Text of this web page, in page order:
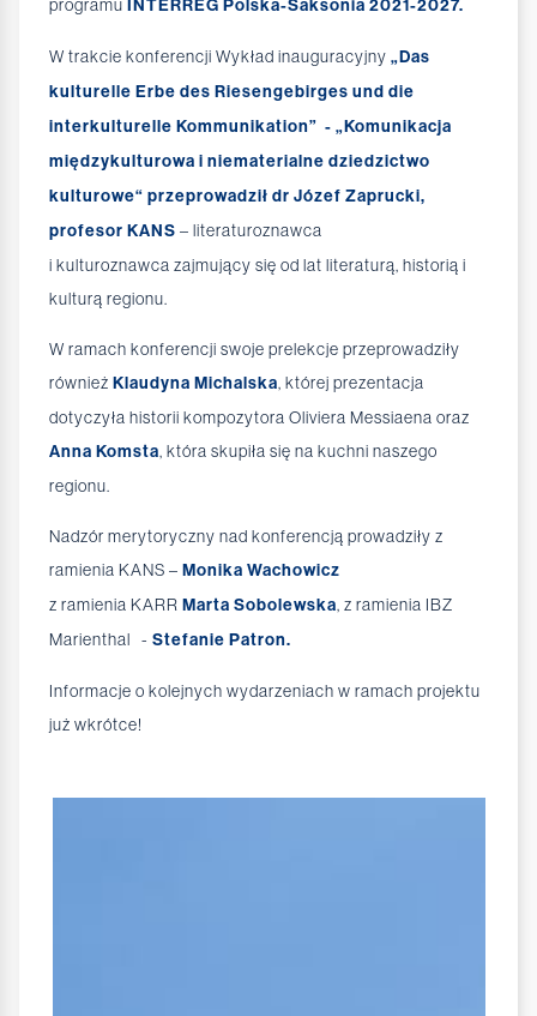
programu INTERREG Polska-Saksonia 2021-2027.
W trakcie konferencji Wykład inauguracyjny „Das
kulturelle Erbe des Riesengebirges und die
interkulturelle Kommunikation” - „Komunikacja
międzykulturowa i niematerialne dziedzictwo
kulturowe“ przeprowadził dr Józef Zaprucki,
profesor KANS – literaturoznawca
i kulturoznawca zajmujący się od lat literaturą, historią i
kulturą regionu.
W ramach konferencji swoje prelekcje przeprowadziły
również Klaudyna Michalska, której prezentacja
dotyczyła historii kompozytora Oliviera Messiaena oraz
Anna Komsta, która skupiła się na kuchni naszego
regionu.
Nadzór merytoryczny nad konferencją prowadziły z
ramienia KANS – Monika Wachowicz
z ramienia KARR Marta Sobolewska, z ramienia IBZ
Marienthal - Stefanie Patron.
Informacje o kolejnych wydarzeniach w ramach projektu
już wkrótce!